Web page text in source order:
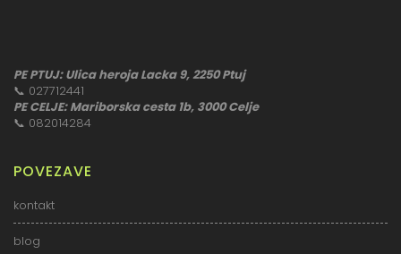
PE PTUJ: Ulica heroja Lacka 9, 2250 Ptuj
📞 027712441
PE CELJE: Mariborska cesta 1b, 3000 Celje
📞 082014284
POVEZAVE
kontakt
blog